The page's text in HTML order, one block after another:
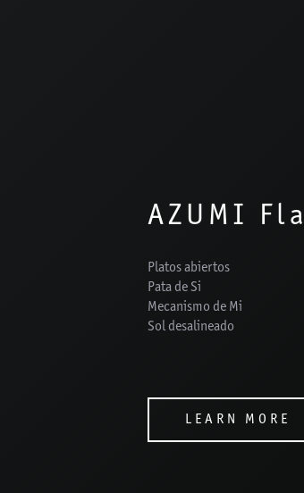
AZUMI
Platos abiertos
Pata de Si
Mecanismo de Mi
Sol desalineado
LEARN MORE